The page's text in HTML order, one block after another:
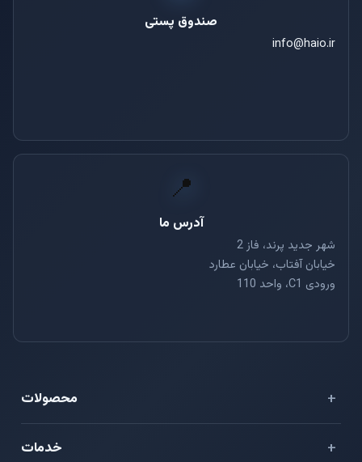
صندوق پستی
info@haio.ir
📍
آدرس ما
شهر جدید پرند، فاز 2
خیابان آفتاب، خیابان عطارد
ورودی C1، واحد 110
محصولات
خدمات